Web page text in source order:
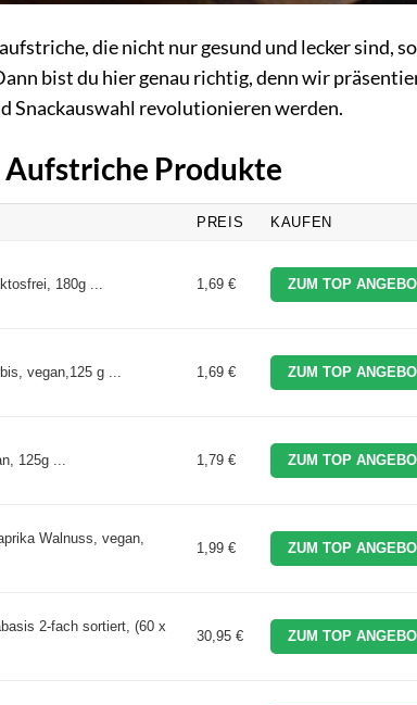
die nicht nur gesund und lecker sind,
bist du hier genau richtig, denn wir
Snackauswahl revolutionieren werden.
Aufstriche Produkte
PREIS KAUFEN
180g ... 1,69 € ZUM TOP
vegan,125 g ... 1,69 € ZUM TOP
125g ... 1,79 € ZUM TOP
Walnuss, vegan,
1,99 € ZUM TOP
2-fach sortiert, (60 x
30,95 € ZUM TOP